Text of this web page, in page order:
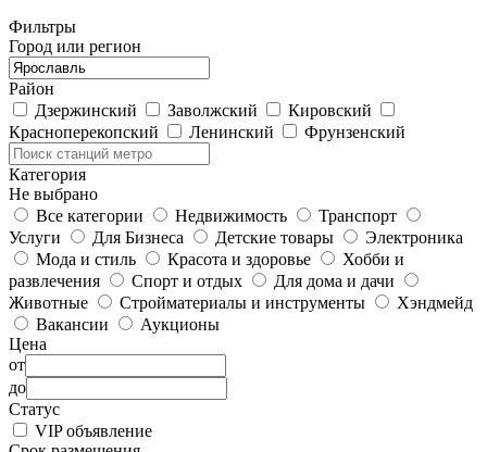
Фильтры
Город или регион
Район
Дзержинский
Заволжский
Кировский
Красноперекопский
Ленинский Фрунзенский
Категория
Не выбрано
Все категории
Недвижимость
Транспорт
Услуги
Для Бизнеса Детские товары
Электроника
Мода и стиль
Красота и здоровье
Хобби и
развлечения
Спорт и отдых
Для дома и дачи
Животные
Стройматериалы и инструменты
Хэндмейд
Вакансии
Аукционы
Цена
от
до
Статус
VIP объявление